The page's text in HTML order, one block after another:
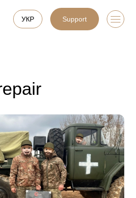
УКР Support